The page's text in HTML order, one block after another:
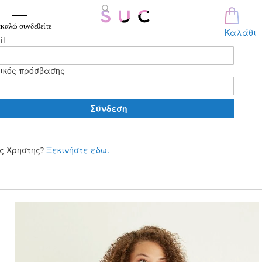
Καλάθι
συνδεθείτε
πρόσβασης
Σύνδεση
Χρηστης? Ξεκινήστε εδω.
περιεχόμενο